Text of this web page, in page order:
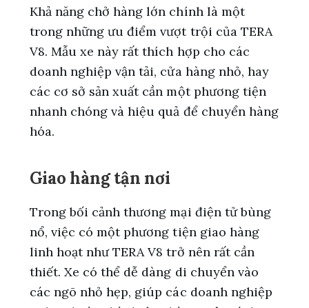
Khả năng chở hàng lớn chính là một
trong những ưu điểm vượt trội của TERA
V8. Mẫu xe này rất thích hợp cho các
doanh nghiệp vận tải, cửa hàng nhỏ, hay
các cơ sở sản xuất cần một phương tiện
nhanh chóng và hiệu quả để chuyển hàng
hóa.
Giao hàng tận nơi
Trong bối cảnh thương mại điện tử bùng
nổ, việc có một phương tiện giao hàng
linh hoạt như TERA V8 trở nên rất cần
thiết. Xe có thể dễ dàng di chuyển vào
các ngõ nhỏ hẹp, giúp các doanh nghiệp